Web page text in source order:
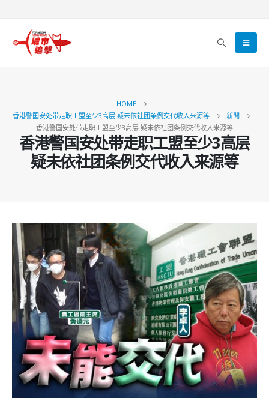
HOME
香港警国安处带走职工盟至少3高层 疑未依社团条例交代收入来源等
新聞
香港警国安处带走职工盟至少3高层 疑未依社团条例交代收入来源等
香港警国安处带走职工盟至少3高层
疑未依社团条例交代收入来源等